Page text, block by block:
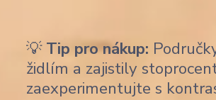
💡Tip pro nákup:
židlím a zajistily
zaexperimentujte s